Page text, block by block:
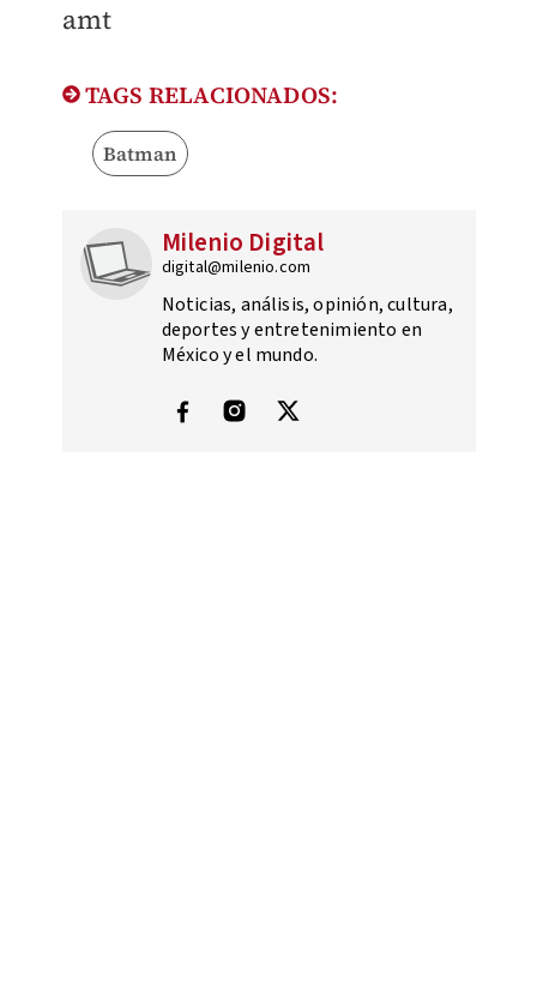
amt
TAGS RELACIONADOS:
Batman
Milenio Digital
digital@milenio.com
Noticias, análisis, opinión, cultura,
deportes y entretenimiento en
México y el mundo.